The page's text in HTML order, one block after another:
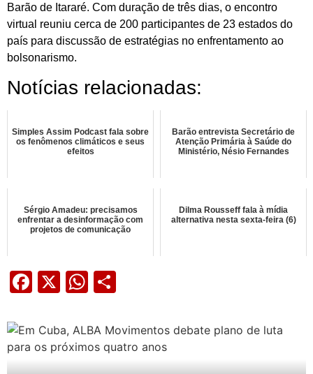
Barão de Itararé. Com duração de três dias, o encontro
virtual reuniu cerca de 200 participantes de 23 estados do
país para discussão de estratégias no enfrentamento ao
bolsonarismo.
Notícias relacionadas:
Simples Assim Podcast fala sobre
os fenômenos climáticos e seus
efeitos
Barão entrevista Secretário de
Atenção Primária à Saúde do
Ministério, Nésio Fernandes
Sérgio Amadeu: precisamos
enfrentar a desinformação com
projetos de comunicação
Dilma Rousseff fala à mídia
alternativa nesta sexta-feira (6)
Facebook
X WhatsApp